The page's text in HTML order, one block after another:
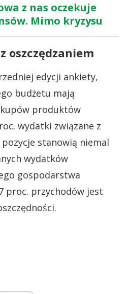
z nas oczekuje
Mimo kryzysu
oszczędzaniem
edycji ankiety,
budżetu mają
produktów
wydatki związane z
stanowią niemal
wydatków
gospodarstwa
proc. przychodów jest